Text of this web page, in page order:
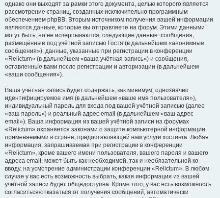
однако они выходят за рамки этого документа, целью которого является
рассмотрение страниц, созданных исключительно программным
обеспечением phpBB. Вторым источником получения вашей информации
являются данные, которые вы отправляете на форум. Этими данными
могут быть, но не исчерпываются, следующие данные: сообщения,
размещённые под учётной записью Гостя (в дальнейшем «анонимные
сообщения»), данные, указанные при регистрации в конференции
«Relictum» (в дальнейшем «ваша учётная запись») и сообщения,
оставленные вами после регистрации и авторизации (в дальнейшем
«ваши сообщения»).
Ваша учётная запись будет содержать, как минимум, однозначно
идентифицируемое имя (в дальнейшем «ваше имя пользователя»),
индивидуальный пароль для входа под вашей учётной записью (далее
«ваш пароль») и реальный адрес email (в дальнейшем «ваш адрес
email»). Ваша информация из вашей учётной записи на форумах
«Relictum» охраняется законами о защите компьютерной информации,
применяемыми в стране, предоставляющей нам услуги хостинга. Любая
информация, запрашиваемая при регистрации в конференции
«Relictum», кроме вашего имени пользователя, вашего пароля и вашего
адреса email, может быть как необходимой, так и необязательной ко
вводу, на усмотрение администрации конференции «Relictum». В любом
случае у вас есть возможность выбрать, какая информация из вашей
учётной записи будет общедоступна. Кроме того, у вас есть возможность
согласиться/отказаться от получения сообщений, автоматически